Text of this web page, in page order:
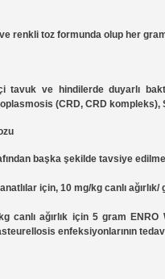
renkli toz formunda olup her
tavuk ve hindilerde duyarlı
(CRD, CRD kompleks),
başka şekilde tavsiye
için, 10 mg/kg canlı ağırlık/
canlı ağırlık için 5 gram ENRO
enfeksiyonlarının